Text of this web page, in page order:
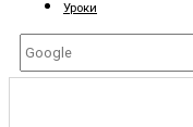
Уроки